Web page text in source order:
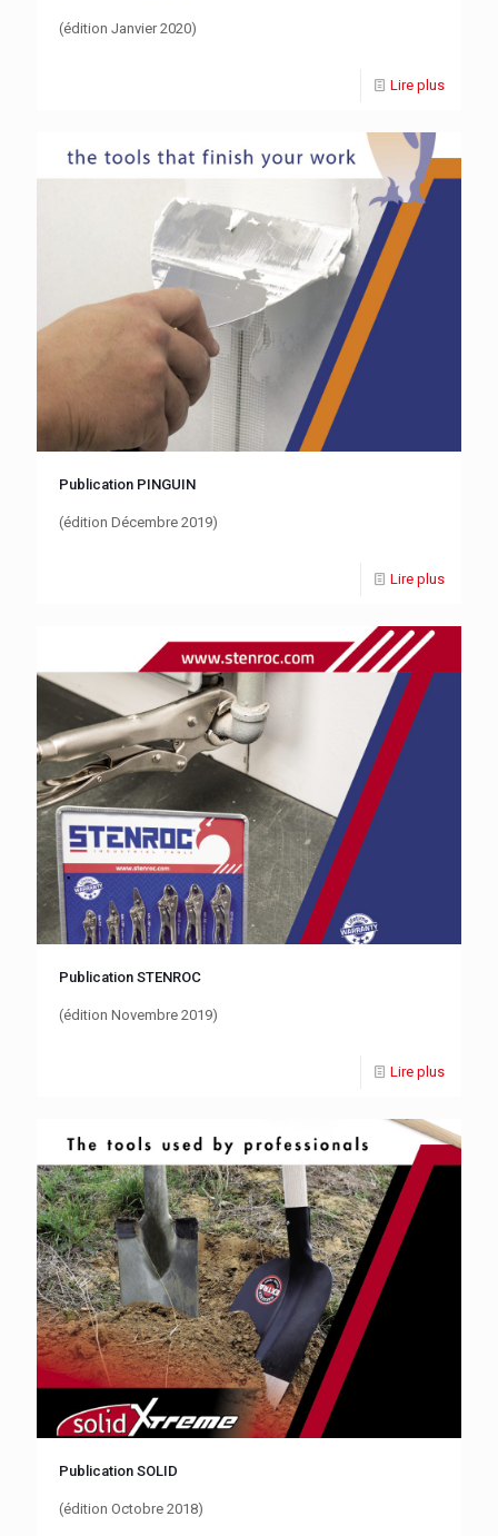
(édition Janvier 2020)
Lire plus
Publication PINGUIN
(édition Décembre 2019)
Lire plus
Publication STENROC
(édition Novembre 2019)
Lire plus
Publication SOLID
(édition Octobre 2018)